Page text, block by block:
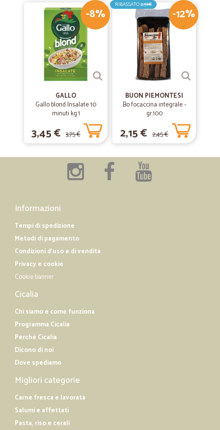
-8%
GALLO
Gallo blond Insalate 10
minuti kg.1
3,45 € 3,75 €
-12%
RIBASSATO2,59€
BUON PIEMONTESI
Bo focaccina integrale -
gr.100
2,15 € 2,45 €
Informazioni
Tempi di spedizione
Metodi di pagamento
Condizioni d'uso e di vendita
Privacy e cookie
Cookie banner
Cicalia
Chi siamo e come funziona
Programma Cicalia
Perché Cicalia
Dicono di noi
Dove spediamo
Migliori categorie
Carne fresca e lavorata
Salumi e affettati
Pasta, riso e cerali